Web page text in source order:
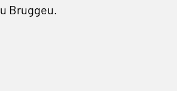
u Bruggeu.